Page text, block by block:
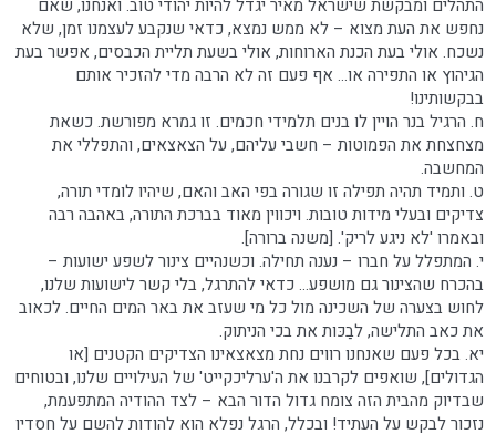
התהלים ומבקשת שישראל מאיר יגדל להיות יהודי טוב. ואנחנו, שאם
נחפש את העת מצוא – לא ממש נמצא, כדאי שנקבע לעצמנו זמן, שלא
נשכח. אולי בעת הכנת הארוחות, אולי בשעת תליית הכבסים, אפשר בעת
הגיהוץ או התפירה או... אף פעם זה לא הרבה מדי להזכיר אותם
בבקשותינו!
ח. הרגיל בנר הויין לו בנים תלמידי חכמים. זו גמרא מפורשת. כשאת
מצחצחת את הפמוטות – חשבי עליהם, על הצאצאים, והתפללי את
המחשבה.
ט. ותמיד תהיה תפילה זו שגורה בפי האב והאם, שיהיו לומדי תורה,
צדיקים ובעלי מידות טובות. ויכווין מאוד בברכת התורה, באהבה רבה
ובאמרו 'לא ניגע לריק'. [משנה ברורה].
י. המתפלל על חברו – נענה תחילה. וכשנהיים צינור לשפע ישועות –
בהכרח שהצינור גם מושפע... כדאי להתרגל, בלי קשר לישועות שלנו,
לחוש בצערה של השכינה מול כל מי שעזב את באר המים החיים. לכאוב
את כאב התלישה, לבַכּות את בכי הניתוק.
יא. בכל פעם שאנחנו רווים נחת מצאצאינו הצדיקים הקטנים [או
הגדולים], שואפים לקרבנו את ה'ערליכקייט' של העילויים שלנו, ובטוחים
שבדיוק מהבית הזה צומח גדול הדור הבא – לצד ההודיה המתפעמת,
נזכור לבקש על העתיד! ובכלל, הרגל נפלא הוא להודות להשם על חסדיו